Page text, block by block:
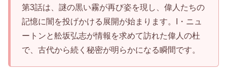
第3話は、謎の黒い霧が再び姿を現し、偉人たちの
記憶に闇を投げかける展開が始まります。I・ニュ
ートンと舩坂弘志が情報を求めて訪れた偉人の杜
で、古代から続く秘密が明らかになる瞬間です。